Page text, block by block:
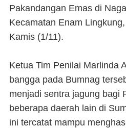
Pakandangan Emas di
Kecamatan Enam
Kamis (1/11).
Ketua Tim Penilai Marlinda
bangga pada Bumnag
menjadi sentra jagung bagi
beberapa daerah lain di
ini tercatat mampu